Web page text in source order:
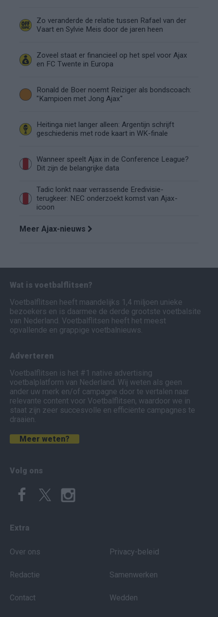
Zo veranderde de relatie tussen Rafael van der
Vaart en Sylvie Meis door de jaren heen
Zoveel staat er financieel op het spel voor Ajax
en FC Twente in Europa
Ronald de Boer noemt Reiziger als bondscoach:
"Kampioen met Jong Ajax"
Heitinga niet langer alleen: Argentijn schrijft
geschiedenis met rode kaart in WK-finale
Wanneer speelt Ajax in de Conference League?
Dit zijn de belangrijke data
Tadic lonkt naar verrassende Eredivisie-
terugkeer: NEC onderzoekt komst van Ajax-
icoon
Meer Ajax-nieuws
Wat is voetbalflitsen?
Voetbalflitsen heeft maandelijks 1,4 miljoen unieke
bezoekers en is daarmee de derde grootste voetbalsite
van Nederland. Voetbalflitsen heeft het meest
opvallende en grappige voetbalnieuws.
Adverteren
Voetbalflitsen is het #1 native advertising
voetbalplatform van Nederland. Wij weten als geen
ander uw merk en/of campagne door te vertalen naar
relevante content voor Voetbalflitsen, waardoor we in
staat zijn zeer succesvolle en efficiënte campagnes te
draaien.
Meer weten?
Volg ons
Extra
Over ons
Redactie
Contact
Privacy-beleid
Samenwerken
Wedden